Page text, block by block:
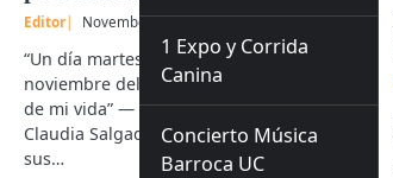
1 Expo y Corrida
Canina
Concierto Música
Barroca UC
Editor November 12, 2024
“Un día martes, como hoy, 12 de
noviembre del año 2019. El día más triste
de mi vida” — Comienza las palabras
Claudia Salgado, hermana de Karin, en
sus…